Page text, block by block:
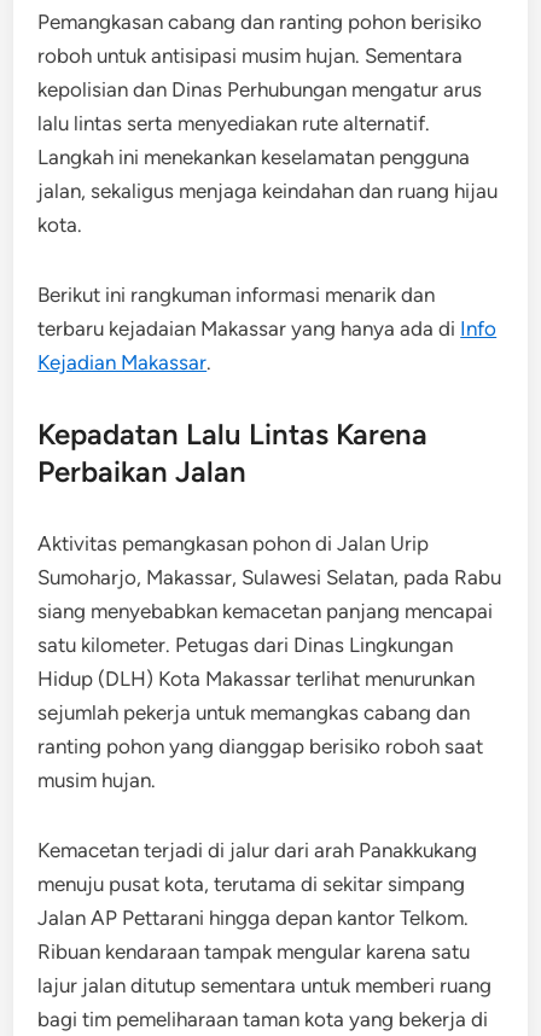
Pemangkasan cabang dan ranting pohon berisiko
roboh untuk antisipasi musim hujan. Sementara
kepolisian dan Dinas Perhubungan mengatur arus
lalu lintas serta menyediakan rute alternatif.
Langkah ini menekankan keselamatan pengguna
jalan, sekaligus menjaga keindahan dan ruang hijau
kota.
Berikut ini rangkuman informasi menarik dan
terbaru kejadaian Makassar yang hanya ada di Info
Kejadian Makassar.
Kepadatan Lalu Lintas Karena
Perbaikan Jalan
Aktivitas pemangkasan pohon di Jalan Urip
Sumoharjo, Makassar, Sulawesi Selatan, pada Rabu
siang menyebabkan kemacetan panjang mencapai
satu kilometer. Petugas dari Dinas Lingkungan
Hidup (DLH) Kota Makassar terlihat menurunkan
sejumlah pekerja untuk memangkas cabang dan
ranting pohon yang dianggap berisiko roboh saat
musim hujan.
Kemacetan terjadi di jalur dari arah Panakkukang
menuju pusat kota, terutama di sekitar simpang
Jalan AP Pettarani hingga depan kantor Telkom.
Ribuan kendaraan tampak mengular karena satu
lajur jalan ditutup sementara untuk memberi ruang
bagi tim pemeliharaan taman kota yang bekerja di